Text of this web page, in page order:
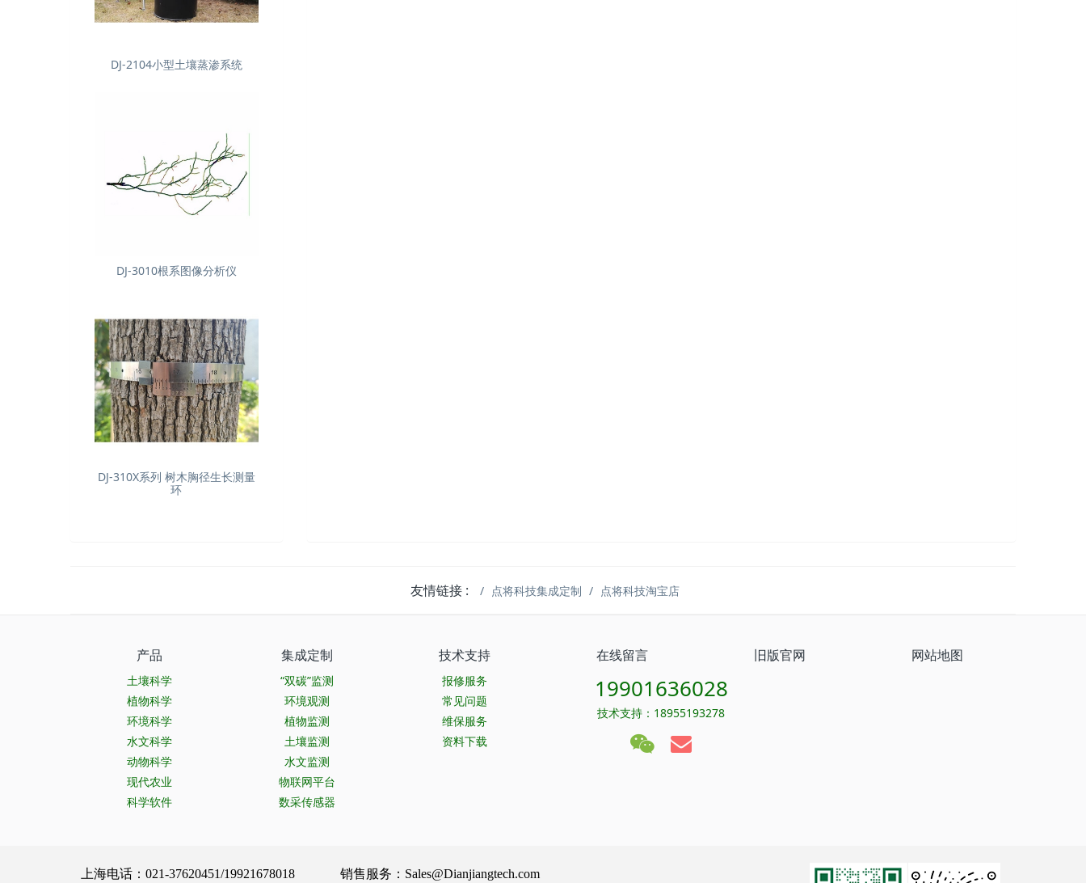
DJ-2104小型土壤蒸渗系统
DJ-3010根系图像分析仪
DJ-310X系列 树木胸径生长测量
环
友情链接 : 点将科技集成定制 点将科技淘宝店
产品
土壤科学
植物科学
环境科学
水文科学
动物科学
现代农业
科学软件
集成定制
“双碳”监测
环境观测
植物监测
土壤监测
水文监测
物联网平台
数采传感器
技术支持
报修服务
常见问题
维保服务
资料下载
在线留言 旧版官网 网站地图
19901636028
技术支持：18955193278
上海电话：021-37620451/19921678018 销售服务：Sales@Dianjiangtech.com